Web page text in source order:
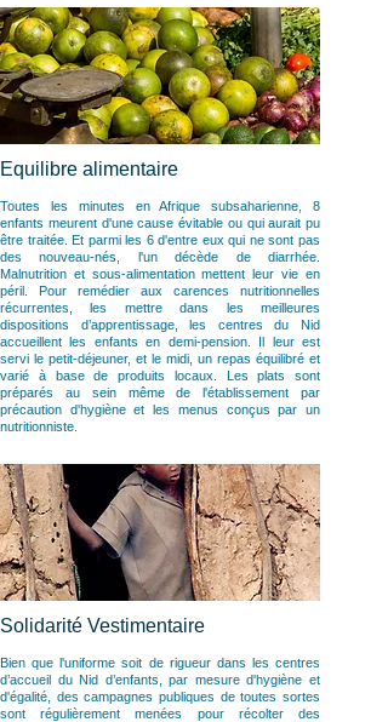
Equilibre alimentaire
Toutes les minutes en Afrique subsaharienne, 8
enfants meurent d'une cause évitable ou qui aurait pu
être traitée. Et parmi les 6 d'entre eux qui ne sont pas
des nouveau-nés, l'un décède de diarrhée.
Malnutrition et sous-alimentation mettent leur vie en
péril. Pour remédier aux carences nutritionnelles
récurrentes, les mettre dans les meilleures
dispositions d’apprentissage, les centres du Nid
accueillent les enfants en demi-pension. Il leur est
servi le petit-déjeuner, et le midi, un repas équilibré et
varié à base de produits locaux. Les plats sont
préparés au sein même de l'établissement par
précaution d'hygiène et les menus conçus par un
nutritionniste.
Solidarité Vestimentaire
Bien que l'uniforme soit de rigueur dans les centres
d’accueil du Nid d’enfants, par mesure d'hygiène et
d'égalité, des campagnes publiques de toutes sortes
sont régulièrement menées pour récolter des